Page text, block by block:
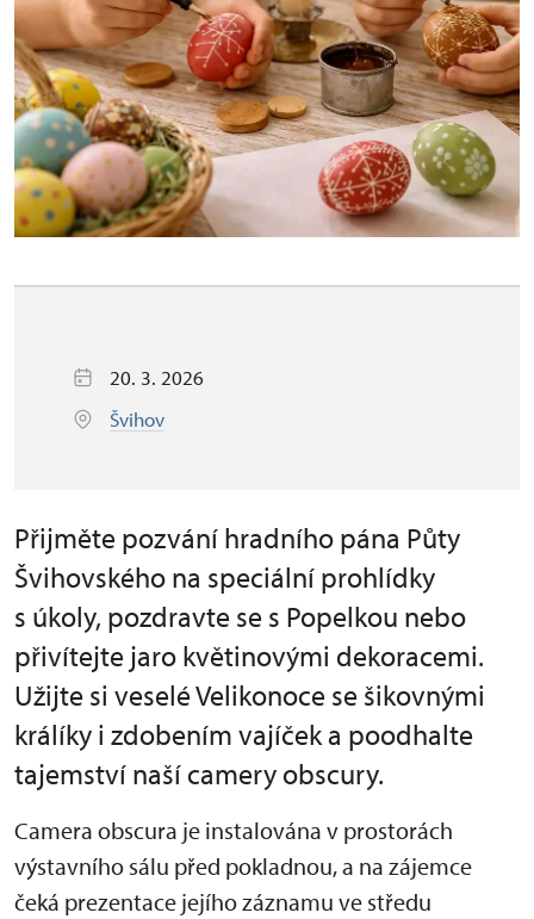
20. 3. 2026
Švihov
Přijměte pozvání hradního pána Půty
Švihovského na speciální prohlídky
s úkoly, pozdravte se s Popelkou nebo
přivítejte jaro květinovými dekoracemi.
Užijte si veselé Velikonoce se šikovnými
králíky i zdobením vajíček a poodhalte
tajemství naší camery obscury.
Camera obscura je instalována v prostorách
výstavního sálu před pokladnou, a na zájemce
čeká prezentace jejího záznamu ve středu